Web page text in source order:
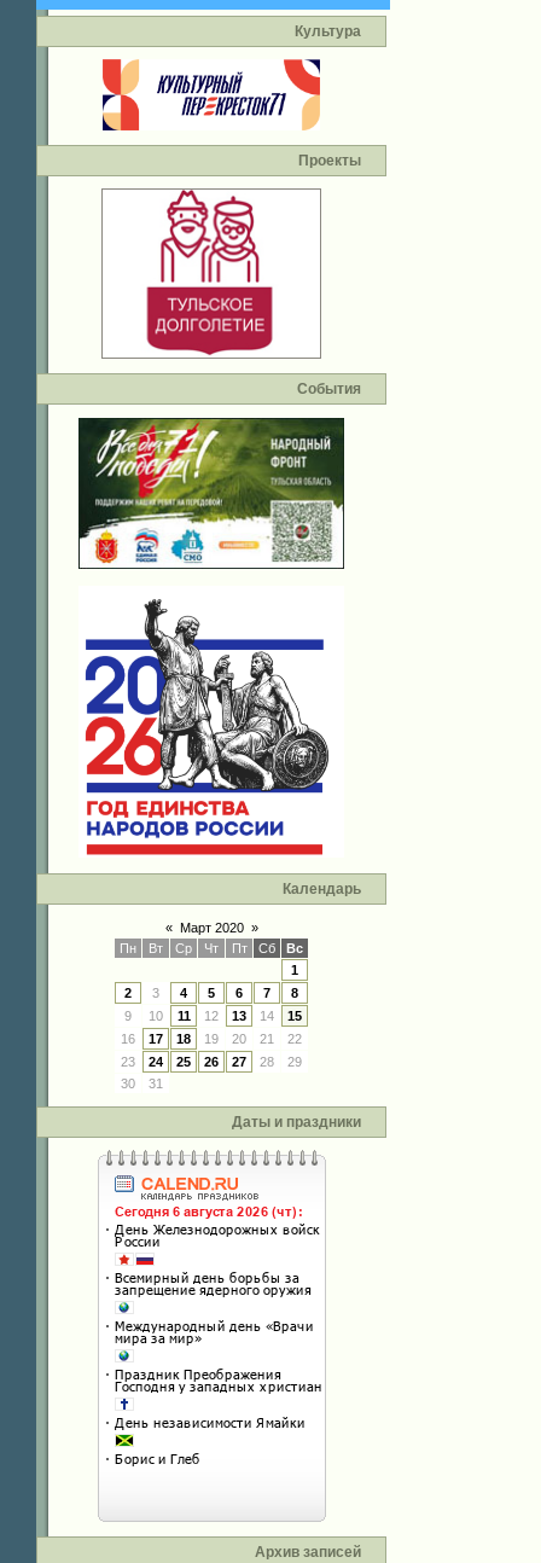
Культура
Проекты
События
Календарь
« Март 2020 »
Пн
Вт Ср Чт Пт Сб
Вс
1
2
3 4 5 6 7
8
9
10 11 12 13 14
15
16
17 18 19 20 21
22
23
24 25 26 27 28
29
30
31
Даты и праздники
Архив записей